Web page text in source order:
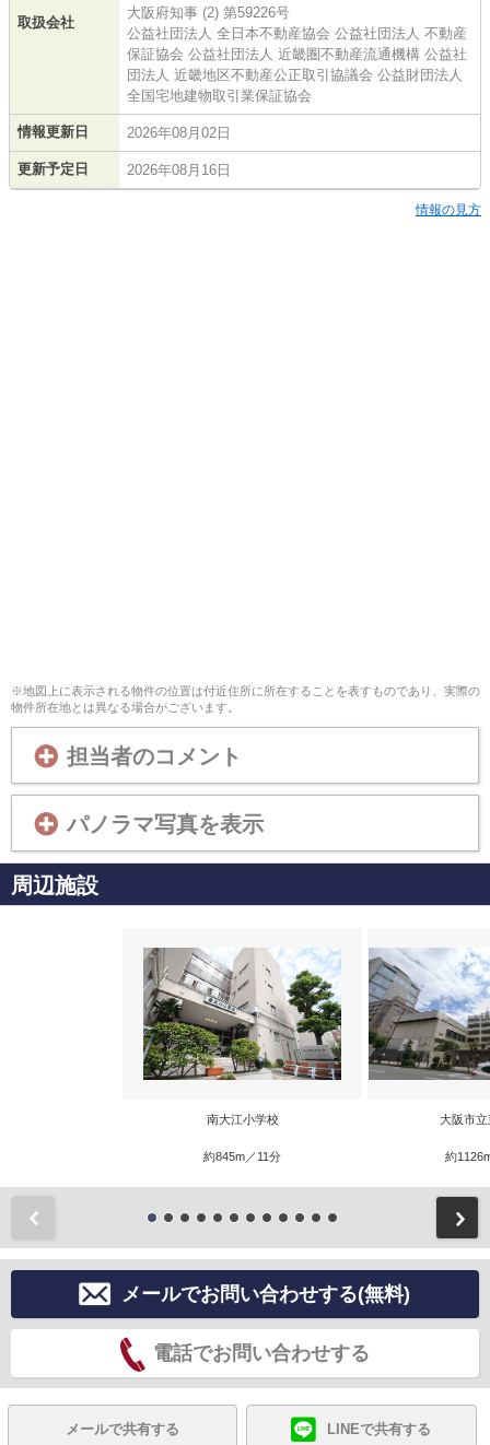
取扱会社
大阪府知事 (2) 第59226号
公益社団法人 全日本不動産協会 公益社団法人 不動産
保証協会 公益社団法人 近畿圏不動産流通機構 公益社
団法人 近畿地区不動産公正取引協議会 公益財団法人
全国宅地建物取引業保証協会
情報更新日 2026年08月02日
更新予定日 2026年08月16日
情報の見方
※地図上に表示される物件の位置は付近住所に所在することを表すものであり、実際の
物件所在地とは異なる場合がございます。
担当者のコメント
パノラマ写真を表示
周辺施設
南大江小学校
約845m／11分
大阪市
約
メールでお問い合わせする(無料)
電話でお問い合わせする
メールで共有する LINEで共有する